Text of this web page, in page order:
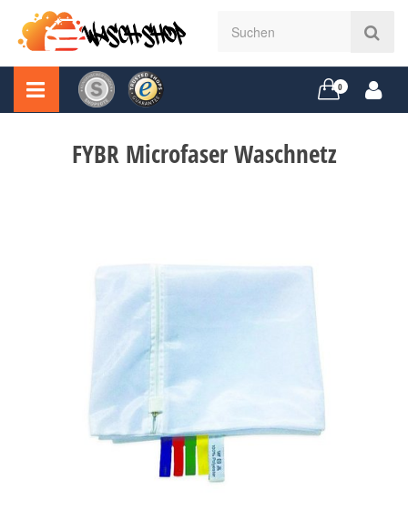
0
FYBR Microfaser Waschnetz